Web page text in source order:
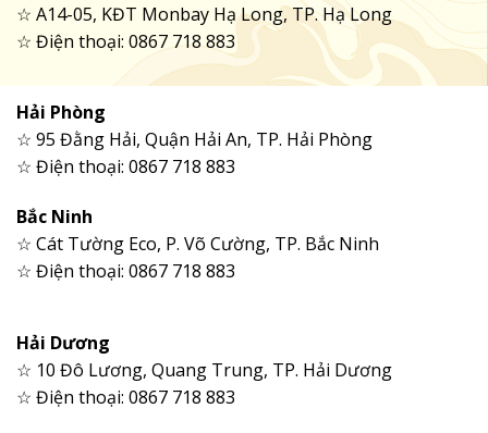
☆ A14-05, KĐT Monbay Hạ Long, TP. Hạ Long
☆ Điện thoại: 0867 718 883
Hải Phòng
☆ 95 Đằng Hải, Quận Hải An, TP. Hải Phòng
☆ Điện thoại: 0867 718 883
Bắc Ninh
☆ Cát Tường Eco, P. Võ Cường, TP. Bắc Ninh
☆ Điện thoại: 0867 718 883
Hải Dương
☆ 10 Đô Lương, Quang Trung, TP. Hải Dương
☆ Điện thoại: 0867 718 883